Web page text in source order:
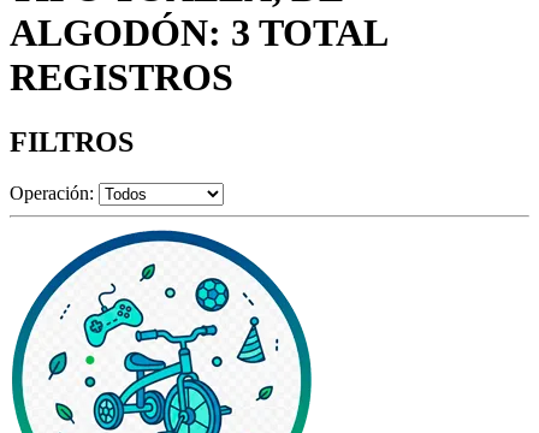
ALGODÓN: 3 TOTAL
REGISTROS
FILTROS
Operación: